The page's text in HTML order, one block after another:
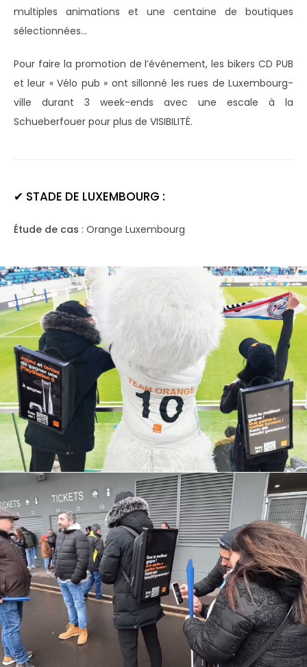
multiples animations et une centaine de boutiques
sélectionnées…
Pour faire la promotion de l’événement, les bikers CD PUB
et leur « Vélo pub » ont sillonné les rues de Luxembourg-
ville durant 3 week-ends avec une escale à la
Schueberfouer pour plus de VISIBILITÉ.
✔ STADE DE LUXEMBOURG :
Étude de cas : Orange Luxembourg